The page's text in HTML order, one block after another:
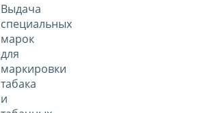
Выдача
специальных
марок
для
маркировки
табака
и